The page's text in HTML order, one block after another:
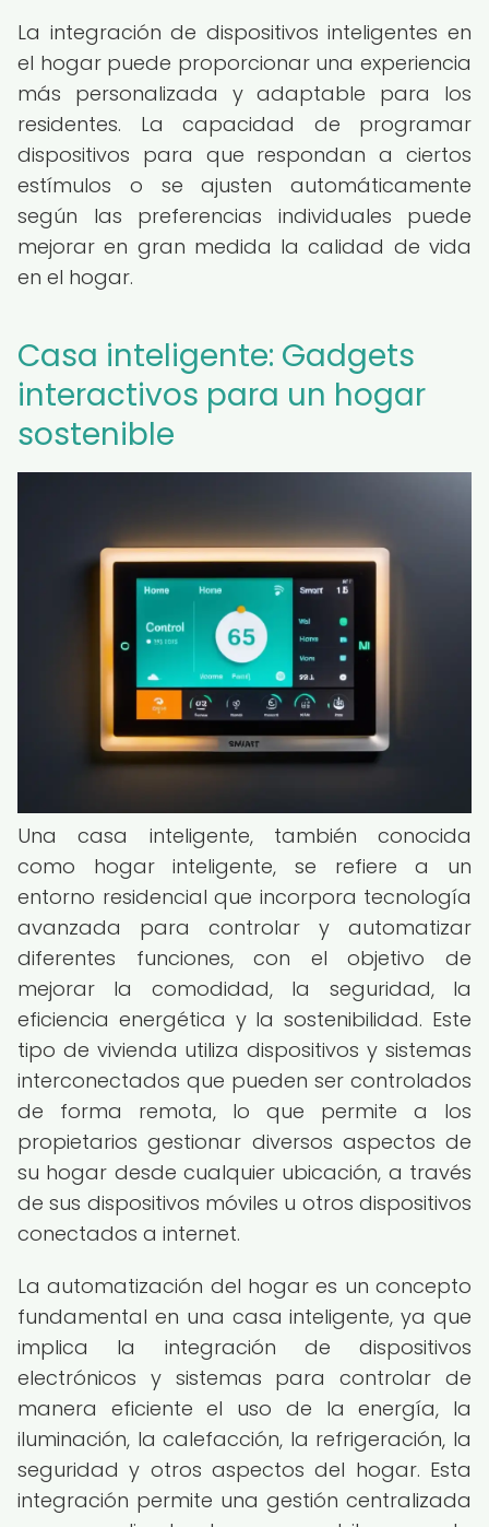
La integración de dispositivos inteligentes en
el hogar puede proporcionar una experiencia
más personalizada y adaptable para los
residentes. La capacidad de programar
dispositivos para que respondan a ciertos
estímulos o se ajusten automáticamente
según las preferencias individuales puede
mejorar en gran medida la calidad de vida
en el hogar.
Casa inteligente: Gadgets
interactivos para un hogar
sostenible
Una casa inteligente, también conocida
como hogar inteligente, se refiere a un
entorno residencial que incorpora tecnología
avanzada para controlar y automatizar
diferentes funciones, con el objetivo de
mejorar la comodidad, la seguridad, la
eficiencia energética y la sostenibilidad. Este
tipo de vivienda utiliza dispositivos y sistemas
interconectados que pueden ser controlados
de forma remota, lo que permite a los
propietarios gestionar diversos aspectos de
su hogar desde cualquier ubicación, a través
de sus dispositivos móviles u otros dispositivos
conectados a internet.
La automatización del hogar es un concepto
fundamental en una casa inteligente, ya que
implica la integración de dispositivos
electrónicos y sistemas para controlar de
manera eficiente el uso de la energía, la
iluminación, la calefacción, la refrigeración, la
seguridad y otros aspectos del hogar. Esta
integración permite una gestión centralizada